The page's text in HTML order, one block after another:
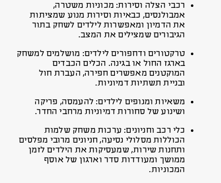
רכבי הצלה וסירות: מכוניות משטרה,
אמבולנסים, כבאיות וסירות מנוע שמציתות
את הדמיון ומאפשרות לילדים לשחק בתור
הגיבורים שמצילים את המצב.
טרקטורים ודחפורים לילדים: מושלמים למשחק
בארגז החול או בגינה. הכלים הכבדים
המוקטנים מאפשרים חפירה, העברת חול
ובניית תשתיות דמיוניות.
משאיות ומנופים לילדים: להעמסה, פריקה
ושינוע של סחורות דמיוניות מרחבי החדר.
כלי רכב וחניונים: ערכות משחק שלמות
הכוללות מסלולי נסיעה, חניונים מרובי מפלסים
ותחנות שירות, שמעסיקות את הילדים לזמן
ממושך ומעודדות סדר וארגון של אוסף
המכוניות.